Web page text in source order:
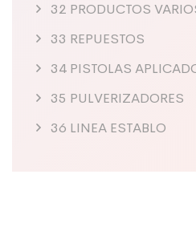
32 PRODUCTOS
33 REPUESTOS
34 PISTOLAS
35 PULVERIZADORES
36 LINEA ESTABLO